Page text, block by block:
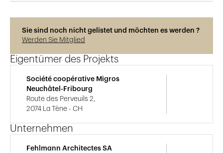
Sie sind noch nicht gelistet und möchten es werden ?
Werden Sie Mitglied
Eigentümer des Projekts
Société coopérative Migros
Neuchâtel-Fribourg
Route des Perveuils 2,
2074 La Tène - CH
Unternehmen
Fehlmann Architectes SA